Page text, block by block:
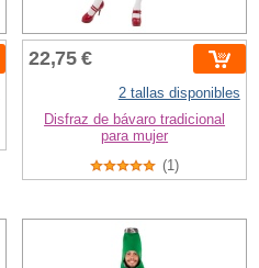
22,75 €
2 tallas disponibles
Disfraz de bávaro tradicional
para mujer
(1)